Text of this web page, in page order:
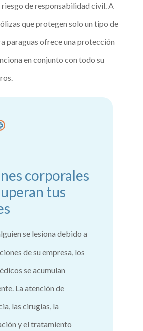
de responsabilidad civil. A
que protegen solo un tipo de
paraguas ofrece una protección
en conjunto con todo su
corporales
tus
se lesiona debido a
de su empresa, los
se acumulan
La atención de
las cirugías, la
y el tratamiento